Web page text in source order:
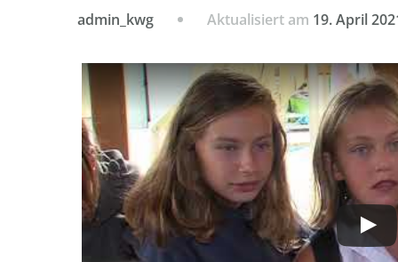
admin_kwg Aktualisiert am 19. April